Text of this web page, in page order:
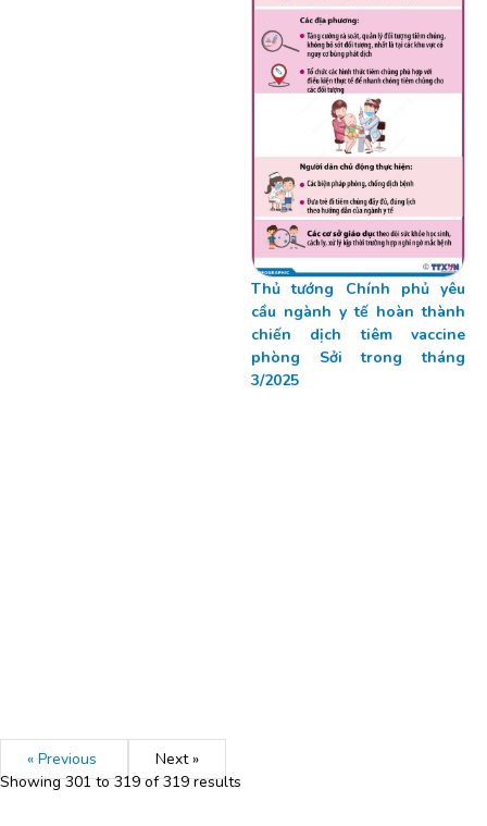
Thủ tướng Chính phủ yêu
cầu ngành y tế hoàn thành
chiến dịch tiêm vaccine
phòng Sởi trong tháng
3/2025
« Previous
Next »
Showing301to319of319results